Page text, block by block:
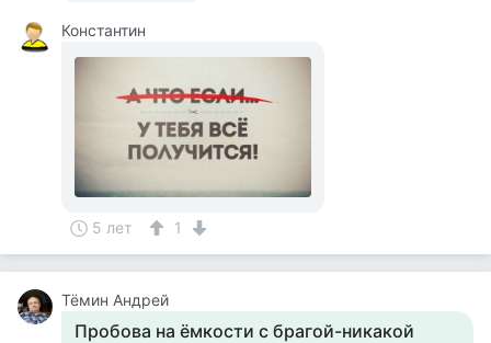
Константин
5 лет 1
Тёмин Андрей
Пробова на ёмкости с брагой-никакой